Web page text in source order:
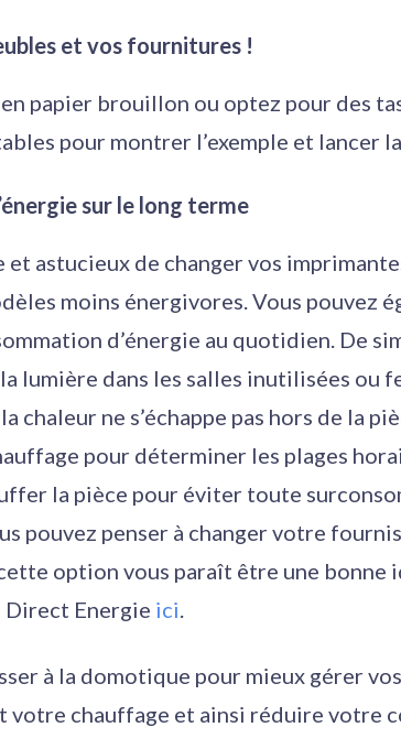
et vos fournitures !
papier brouillon ou optez pour des
pour montrer l’exemple et lancer
sur le long terme
astucieux de changer vos
moins énergivores. Vous pouvez
d’énergie au quotidien. De
lumière dans les salles inutilisées ou
chaleur ne s’échappe pas hors de la
pour déterminer les plages
la pièce pour éviter toute
pouvez penser à changer votre
option vous paraît être une bonne
Energie ici.
à la domotique pour mieux gérer
votre chauffage et ainsi réduire votre